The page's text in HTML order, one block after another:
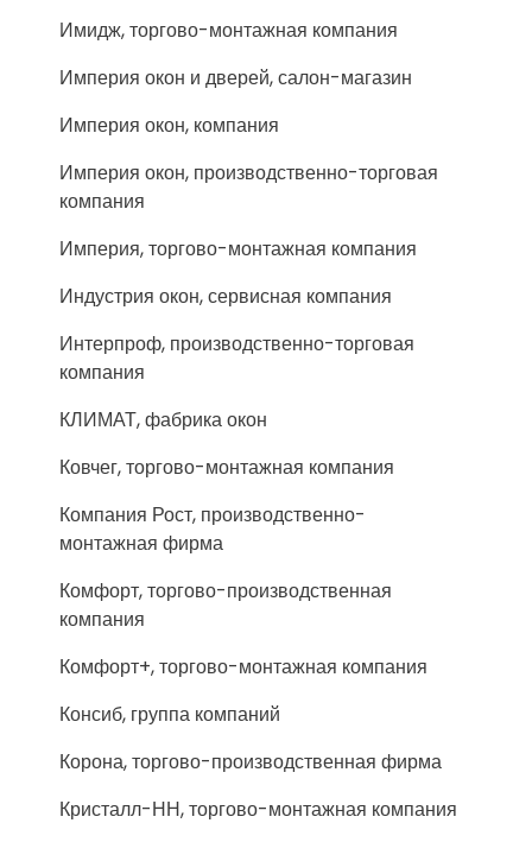
Имидж, торгово-монтажная компания
Империя окон и дверей, салон-магазин
Империя окон, компания
Империя окон, производственно-торговая
компания
Империя, торгово-монтажная компания
Индустрия окон, сервисная компания
Интерпроф, производственно-торговая
компания
КЛИМАТ, фабрика окон
Ковчег, торгово-монтажная компания
Компания Рост, производственно-
монтажная фирма
Комфорт, торгово-производственная
компания
Комфорт+, торгово-монтажная компания
Консиб, группа компаний
Корона, торгово-производственная фирма
Кристалл-НН, торгово-монтажная компания